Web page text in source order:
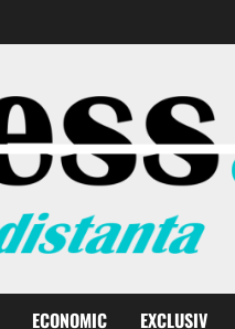
ECONOMIC EXCLUSIV